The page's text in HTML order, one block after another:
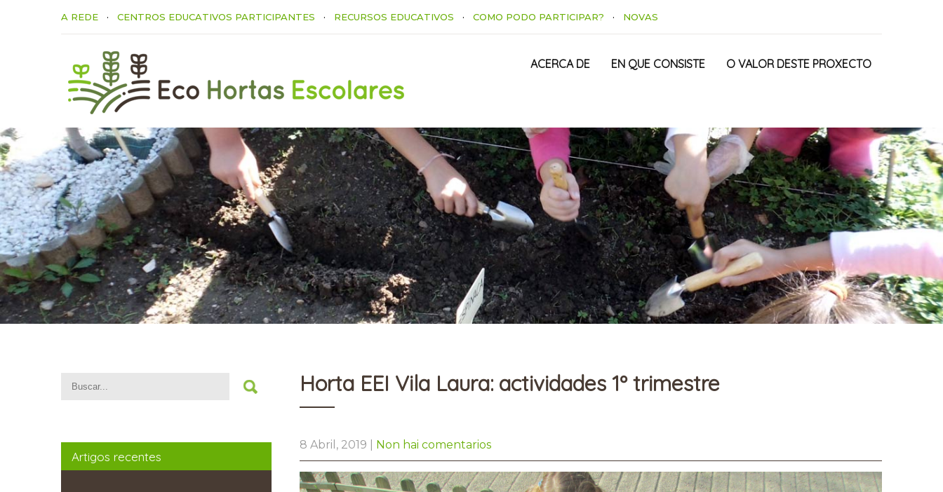
A REDE · CENTROS EDUCATIVOS PARTICIPANTES · RECURSOS EDUCATIVOS · COMO PODO PARTICIPAR? · NOVAS
ACERCA DE EN QUE CONSISTE O VALOR DESTE PROXECTO
Horta EEI Vila Laura: actividades 1º trimestre
8 Abril, 2019 Non hai comentarios
Artigos recentes